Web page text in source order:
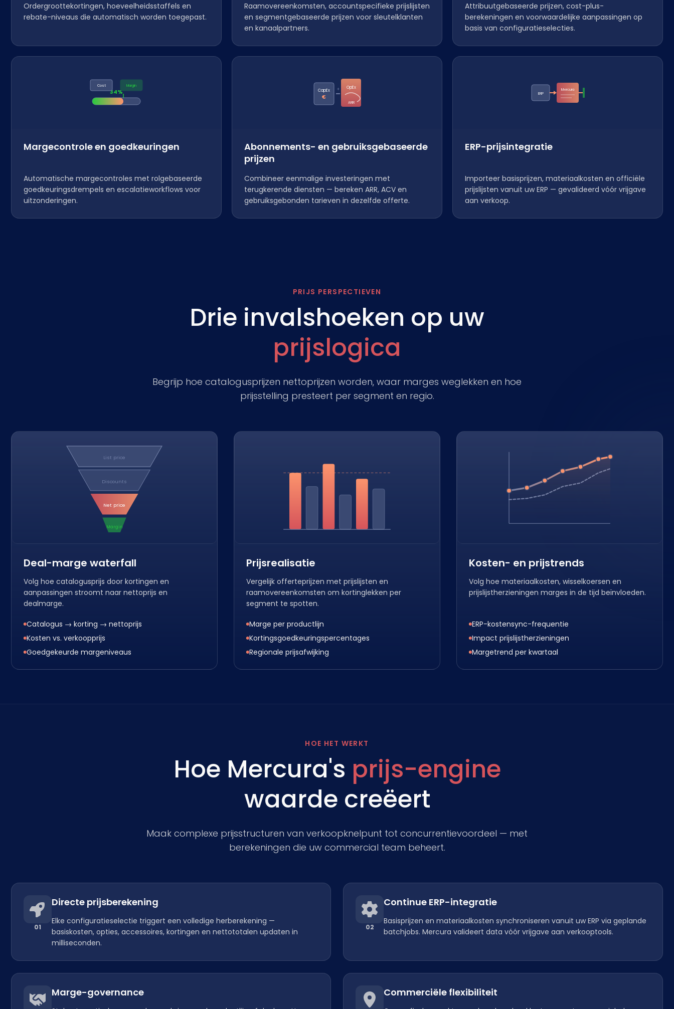
Ordergroottekortingen, hoeveelheidsstaffels en
rebate-niveaus die automatisch worden toegepast.
Raamovereenkomsten, accountspecifieke prijslijsten
en segmentgebaseerde prijzen voor sleutelklanten
en kanaalpartners.
Attribuutgebaseerde prijzen, cost-plus-
berekeningen en voorwaardelijke aanpassingen op
basis van configuratieselecties.
34%
Cost Margin
Margecontrole en goedkeuringen
Automatische margecontroles met rolgebaseerde
goedkeuringsdrempels en escalatieworkflows voor
uitzonderingen.
CapEx
€
+ OpEx
ARR
Abonnements- en gebruiksgebaseerde
prijzen
Combineer eenmalige investeringen met
terugkerende diensten — bereken ARR, ACV en
gebruiksgebonden tarieven in dezelfde offerte.
ERP
Mercura
ERP-prijsintegratie
Importeer basisprijzen, materiaalkosten en officiële
prijslijsten vanuit uw ERP — gevalideerd vóór vrijgave
aan verkoop.
PRIJS PERSPECTIEVEN
Drie invalshoeken op uw
prijslogica
Begrijp hoe catalogusprijzen nettoprijzen worden, waar marges weglekken en hoe
prijsstelling presteert per segment en regio.
List price
Discounts
Net price
Margin
Deal-marge waterfall
Volg hoe catalogusprijs door kortingen en
aanpassingen stroomt naar nettoprijs en
dealmarge.
Catalogus → korting → nettoprijs
Kosten vs. verkoopprijs
Goedgekeurde margeniveaus
Prijsrealisatie
Vergelijk offerteprijzen met prijslijsten en
raamovereenkomsten om kortinglekken per
segment te spotten.
Marge per productlijn
Kortingsgoedkeuringspercentages
Regionale prijsafwijking
Kosten- en prijstrends
Volg hoe materiaalkosten, wisselkoersen en
prijslijstherzieningen marges in de tijd beïnvloeden.
ERP-kostensync-frequentie
Impact prijslijstherzieningen
Margetrend per kwartaal
HOE HET WERKT
Hoe Mercura's prijs-engine
waarde creëert
Maak complexe prijsstructuren van verkoopknelpunt tot concurrentievoordeel — met
berekeningen die uw commercial team beheert.
01
Directe prijsberekening
Elke configuratieselectie triggert een volledige herberekening —
basiskosten, opties, accessoires, kortingen en nettototalen updaten in
milliseconden.
02
Continue ERP-integratie
Basisprijzen en materiaalkosten synchroniseren vanuit uw ERP via geplande
batchjobs. Mercura valideert data vóór vrijgave aan verkooptools.
Marge-governance Commerciële flexibiliteit